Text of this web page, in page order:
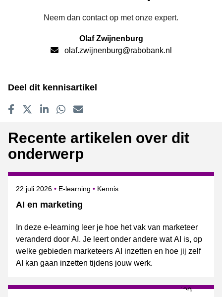
Neem dan contact op met onze expert.
Olaf Zwijnenburg
olaf.zwijnenburg@rabobank.nl
Deel dit kennisartikel
Recente artikelen over dit
onderwerp
AI en marketing
Gepubliceerd op
22 juli 2026 E-learning Onderwerpen
Kennis
In deze e-learning leer je hoe het vak van marketeer
veranderd door AI. Je leert onder andere wat AI is, op
welke gebieden marketeers AI inzetten en hoe jij zelf
AI kan gaan inzetten tijdens jouw werk.